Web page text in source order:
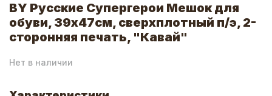
BY Русские Супергерои Мешок для
обуви, 39х47см, сверхплотный п/э, 2-
сторонняя печать, "Кавай"
Нет в наличии